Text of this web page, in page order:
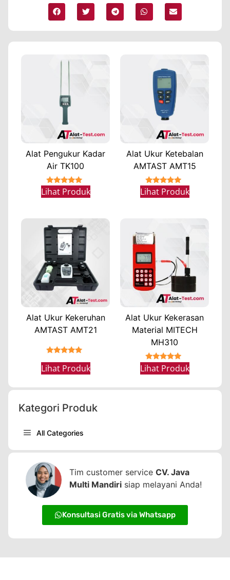
Alat Pengukur Kadar
Air TK100
★★★★★
Lihat Produk
Alat Ukur Ketebalan
AMTAST AMT15
★★★★★
Lihat Produk
Alat Ukur Kekeruhan
AMTAST AMT21
Lihat Produk
Alat Ukur Kekerasan
Material MITECH
MH310
★★★★★
Lihat Produk
Kategori Produk
All Categories
Tim customer service CV. Java
Multi Mandiri siap melayani Anda!
Konsultasi Gratis via Whatsapp